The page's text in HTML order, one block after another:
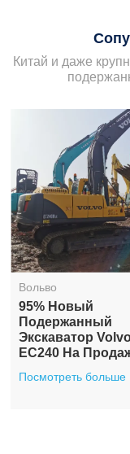
Китай и даже
Вольво
95% Новый
Подержанный
Экскаватор
EC240 На
Посмотреть больше